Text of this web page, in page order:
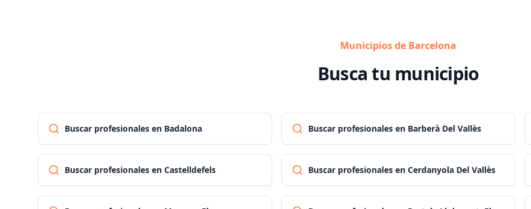
Municipios de Barcelona
Busca tu municipio
Buscar profesionales en Badalona Buscar profesionales en Barberà Del Vallès
Buscar profesionales en Castelldefels Buscar profesionales en Cerdanyola Del Vallès